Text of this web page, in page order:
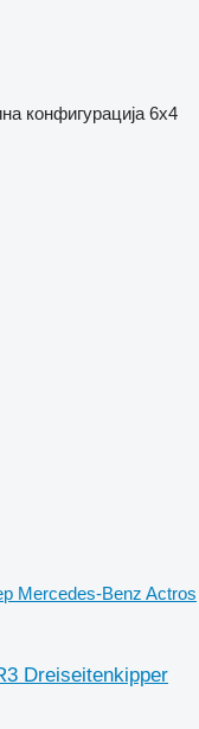
конфигурација 6x4
Mercedes-Benz Actros
Dreiseitenkipper